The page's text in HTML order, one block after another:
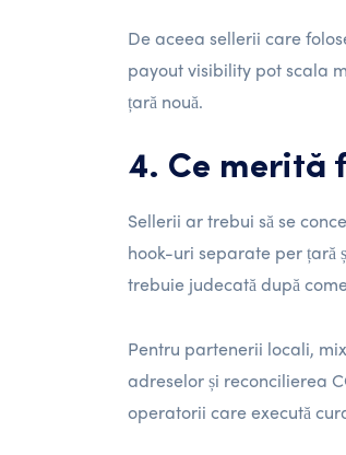
De aceea sellerii care
payout visibility pot scala
țară nouă.
4. Ce merită
Sellerii ar trebui să se
hook-uri separate per țară
trebuie judecată după
Pentru partenerii locali,
adreselor și reconcilierea
operatorii care execută